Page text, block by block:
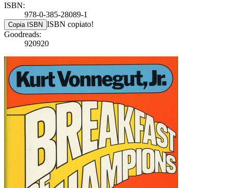
ISBN:
978-0-385-28089-1
Copia ISBN ISBN copiato!
Goodreads:
920920